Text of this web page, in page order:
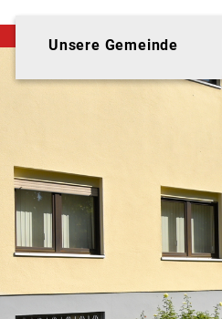
Unsere Gemeinde